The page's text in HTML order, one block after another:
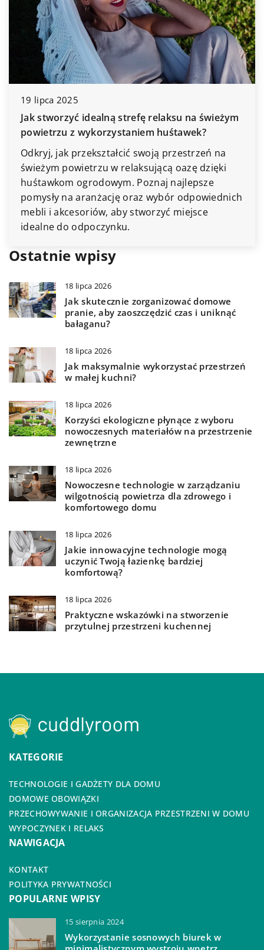
relaksu na świeżym
huśtawek?
swoją przestrzeń na
oazę dzięki
Poznaj najlepsze
wybór odpowiednich
miejsce
Jak odpowiednio dobrać
wnętrza?
Odkryj, jak dobranie
podkreślić styl Twojego
jak połączyć
pomieszczeniu Twojego
Ostatnie wpisy
18 lipca 2026
Jak skutecznie zorganizować domowe
pranie, aby zaoszczędzić czas i uniknąć
bałaganu?
18 lipca 2026
Jak maksymalnie wykorzystać przestrzeń
w małej kuchni?
18 lipca 2026
Korzyści ekologiczne płynące z wyboru
nowoczesnych materiałów na przestrzenie
zewnętrzne
18 lipca 2026
Nowoczesne technologie w zarządzaniu
wilgotnością powietrza dla zdrowego i
komfortowego domu
18 lipca 2026
Jakie innowacyjne technologie mogą
uczynić Twoją łazienkę bardziej
komfortową?
18 lipca 2026
Praktyczne wskazówki na stworzenie
przytulnej przestrzeni kuchennej
KATEGORIE
TECHNOLOGIE I GADŻETY DLA DOMU
DOMOWE OBOWIĄZKI
PRZECHOWYWANIE I ORGANIZACJA PRZESTRZENI W DOMU
WYPOCZYNEK I RELAKS
NAWIGACJA
KONTAKT
POLITYKA PRYWATNOŚCI
POPULARNE WPISY
15 sierpnia 2024
Wykorzystanie sosnowych biurek w